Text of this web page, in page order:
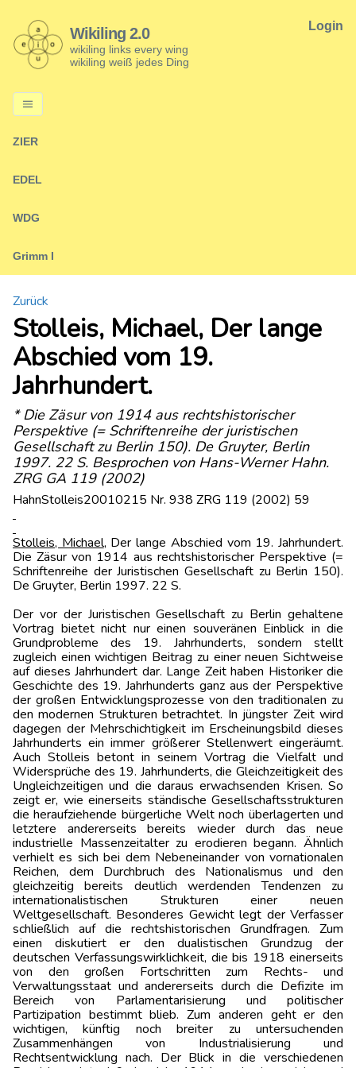
Wikiling 2.0
wikiling links every wing
wikiling weiß jedes Ding
Login
ZIER
EDEL
WDG
Grimm I
Zurück
Stolleis, Michael, Der lange
Abschied vom 19.
Jahrhundert.
* Die Zäsur von 1914 aus rechtshistorischer
Perspektive (= Schriftenreihe der juristischen
Gesellschaft zu Berlin 150). De Gruyter, Berlin
1997. 22 S. Besprochen von Hans-Werner Hahn.
ZRG GA 119 (2002)
HahnStolleis20010215 Nr. 938 ZRG 119 (2002) 59
Stolleis, Michael, Der lange Abschied vom 19. Jahrhundert.
Die Zäsur von 1914 aus rechtshistorischer Perspektive (=
Schriftenreihe der Juristischen Gesellschaft zu Berlin 150).
De Gruyter, Berlin 1997. 22 S.
Der vor der Juristischen Gesellschaft zu Berlin gehaltene
Vortrag bietet nicht nur einen souveränen Einblick in die
Grundprobleme des 19. Jahrhunderts, sondern stellt
zugleich einen wichtigen Beitrag zu einer neuen Sichtweise
auf dieses Jahrhundert dar. Lange Zeit haben Historiker die
Geschichte des 19. Jahrhunderts ganz aus der Perspektive
der großen Entwicklungsprozesse von den traditionalen zu
den modernen Strukturen betrachtet. In jüngster Zeit wird
dagegen der Mehrschichtigkeit im Erscheinungsbild dieses
Jahrhunderts ein immer größerer Stellenwert eingeräumt.
Auch Stolleis betont in seinem Vortrag die Vielfalt und
Widersprüche des 19. Jahrhunderts, die Gleichzeitigkeit des
Ungleichzeitigen und die daraus erwachsenden Krisen. So
zeigt er, wie einerseits ständische Gesellschaftsstrukturen
die heraufziehende bürgerliche Welt noch überlagerten und
letztere andererseits bereits wieder durch das neue
industrielle Massenzeitalter zu erodieren begann. Ähnlich
verhielt es sich bei dem Nebeneinander von vornationalen
Reichen, dem Durchbruch des Nationalismus und den
gleichzeitig bereits deutlich werdenden Tendenzen zu
internationalistischen Strukturen einer neuen
Weltgesellschaft. Besonderes Gewicht legt der Verfasser
schließlich auf die rechtshistorischen Grundfragen. Zum
einen diskutiert er den dualistischen Grundzug der
deutschen Verfassungswirklichkeit, die bis 1918 einerseits
von den großen Fortschritten zum Rechts- und
Verwaltungsstaat und andererseits durch die Defizite im
Bereich von Parlamentarisierung und politischer
Partizipation bestimmt blieb. Zum anderen geht er den
wichtigen, künftig noch breiter zu untersuchenden
Zusammenhängen von Industrialisierung und
Rechtsentwicklung nach. Der Blick in die verschiedenen